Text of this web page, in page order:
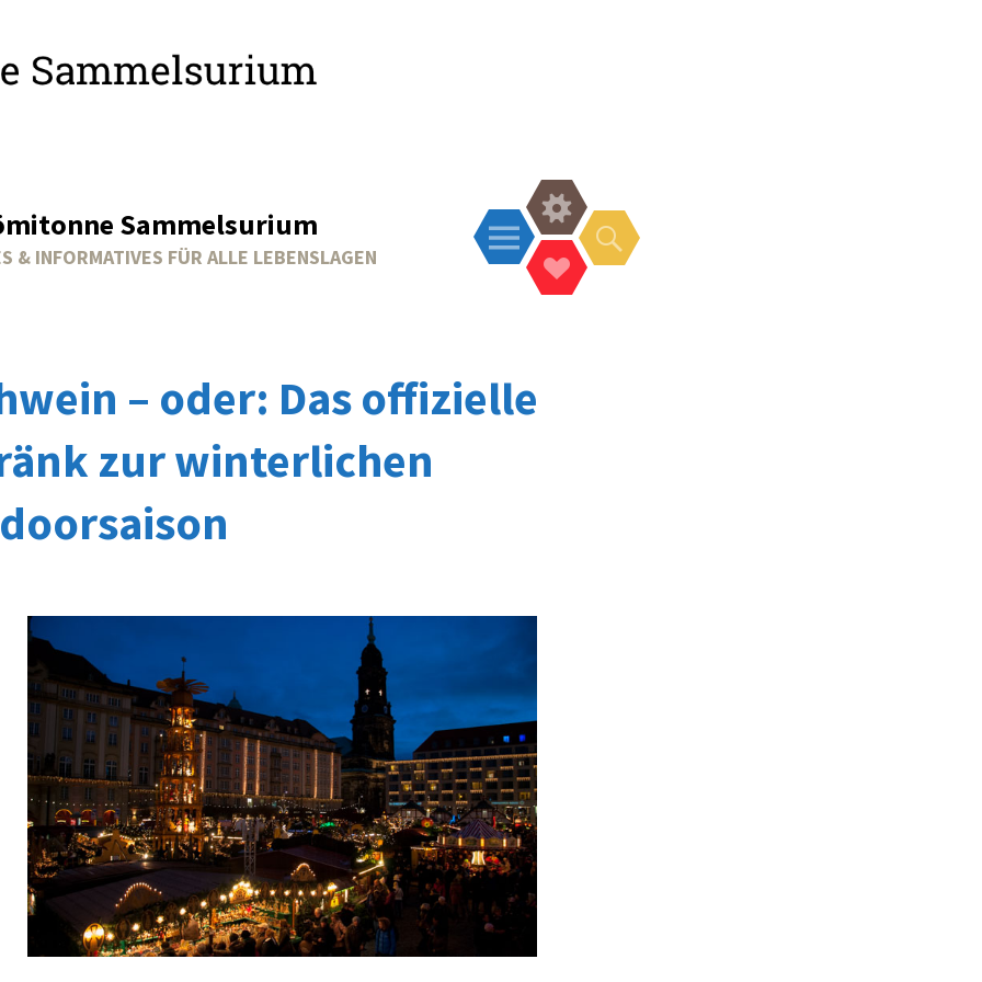
Sammelsurium
& INFORMATIVES FÜR ALLE LEBENSLAGEN
Menü
Widgets
Social-
Links
Suchen
– oder: Das offizielle
zur winterlichen